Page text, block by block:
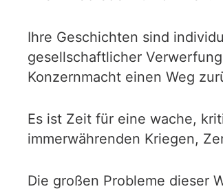
Ihre Geschichten sind
gesellschaftlicher
Konzernmacht einen Weg
Es ist Zeit für eine wache,
immerwährenden Kriegen,
Die großen Probleme dieser